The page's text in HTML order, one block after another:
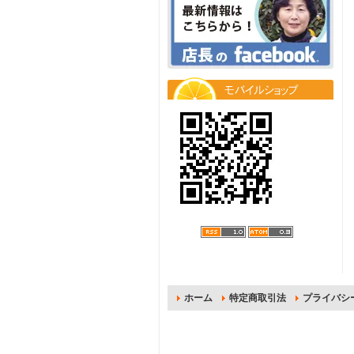
ホーム 特定商取引法 プライバシ